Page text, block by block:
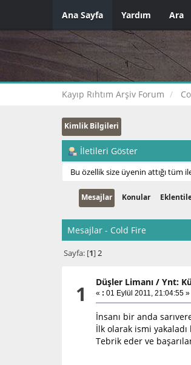
Ana Sayfa Yardım Ara
Kayıp Rıhtım Arşiv Forum
Kimlik Bilgileri
İletileri Göster
Bu özellik size üyenin attığı tüm
Mesajlar Konular
Mesajlar - Cold Fire
Sayfa: [1]2
1 Düşler Limanı /Ynt:
« : 01 Eylül 2011, 21:04:55 »
İnsanı bir anda
İlk olarak ismi
Tebrik eder ve